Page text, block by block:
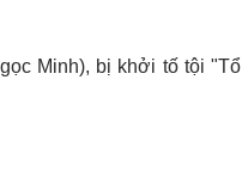
Minh), bị khởi tố tội "Tổ